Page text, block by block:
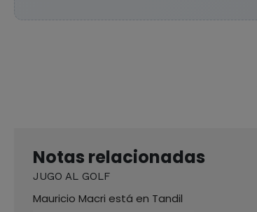
Notas relacionadas
JUGO AL GOLF
Mauricio Macri está en Tandil